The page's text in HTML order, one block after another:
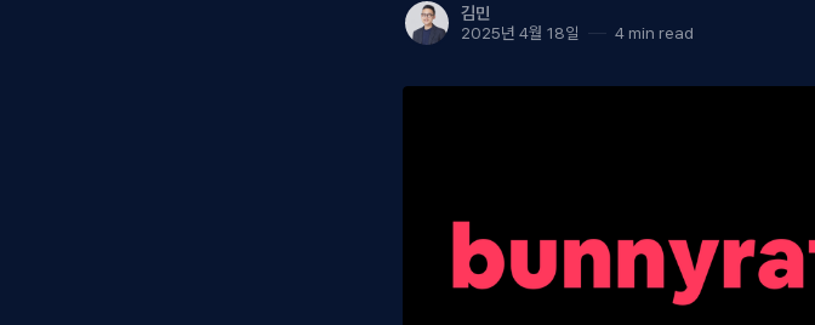
김민
2025년 4월 18일 4 min read